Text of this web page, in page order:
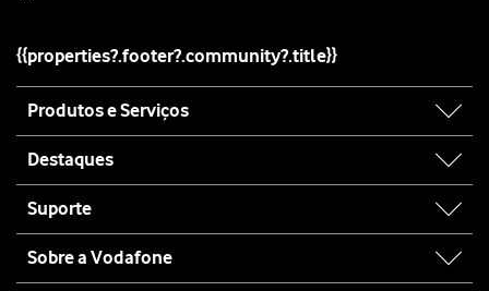
{{properties?.footer?.community?.title}}
map
Produtos e Serviços
Destaques
Suporte
Sobre a Vodafone